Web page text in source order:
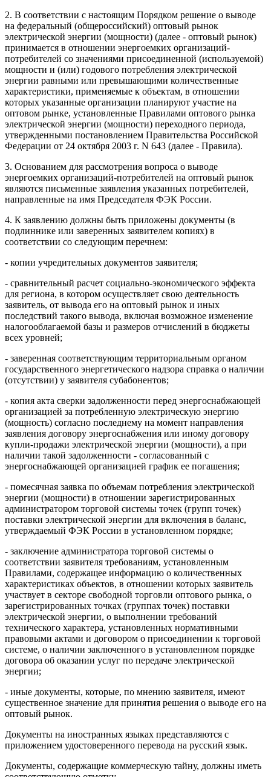
2. В соответствии с настоящим Порядком решение о выводе
на федеральный (общероссийский) оптовый рынок
электрической энергии (мощности) (далее - оптовый рынок)
принимается в отношении энергоемких организаций-
потребителей со значениями присоединенной (используемой)
мощности и (или) годового потребления электрической
энергии равными или превышающими количественные
характеристики, применяемые к объектам, в отношении
которых указанные организации планируют участие на
оптовом рынке, установленные Правилами оптового рынка
электрической энергии (мощности) переходного периода,
утвержденными постановлением Правительства Российской
Федерации от 24 октября 2003 г. N 643 (далее - Правила).
3. Основанием для рассмотрения вопроса о выводе
энергоемких организаций-потребителей на оптовый рынок
являются письменные заявления указанных потребителей,
направленные на имя Председателя ФЭК России.
4. К заявлению должны быть приложены документы (в
подлиннике или заверенных заявителем копиях) в
соответствии со следующим перечнем:
- копии учредительных документов заявителя;
- сравнительный расчет социально-экономического эффекта
для региона, в котором осуществляет свою деятельность
заявитель, от вывода его на оптовый рынок и иных
последствий такого вывода, включая возможное изменение
налогооблагаемой базы и размеров отчислений в бюджеты
всех уровней;
- заверенная соответствующим территориальным органом
государственного энергетического надзора справка о наличии
(отсутствии) у заявителя субабонентов;
- копия акта сверки задолженности перед энергоснабжающей
организацией за потребленную электрическую энергию
(мощность) согласно последнему на момент направления
заявления договору энергоснабжения или иному договору
купли-продажи электрической энергии (мощности), а при
наличии такой задолженности - согласованный с
энергоснабжающей организацией график ее погашения;
- помесячная заявка по объемам потребления электрической
энергии (мощности) в отношении зарегистрированных
администратором торговой системы точек (групп точек)
поставки электрической энергии для включения в баланс,
утверждаемый ФЭК России в установленном порядке;
- заключение администратора торговой системы о
соответствии заявителя требованиям, установленным
Правилами, содержащее информацию о количественных
характеристиках объектов, в отношении которых заявитель
участвует в секторе свободной торговли оптового рынка, о
зарегистрированных точках (группах точек) поставки
электрической энергии, о выполнении требований
технического характера, установленных нормативными
правовыми актами и договором о присоединении к торговой
системе, о наличии заключенного в установленном порядке
договора об оказании услуг по передаче электрической
энергии;
- иные документы, которые, по мнению заявителя, имеют
существенное значение для принятия решения о выводе его на
оптовый рынок.
Документы на иностранных языках представляются с
приложением удостоверенного перевода на русский язык.
Документы, содержащие коммерческую тайну, должны иметь